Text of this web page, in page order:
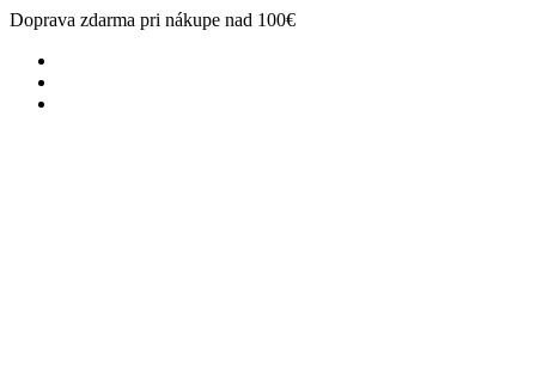
Doprava zdarma pri nákupe nad 100€